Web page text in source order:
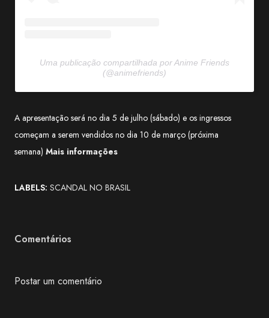
Uma publicação compartilhada por Anime Friends
(@animefriends)
A apresentação será no dia 5 de julho (sábado) e os ingressos
começam a serem vendidos no dia 10 de março (próxima
semana) Mais informações
LABELS: SCANDAL NO BRASIL
Comentários
Postar um comentário